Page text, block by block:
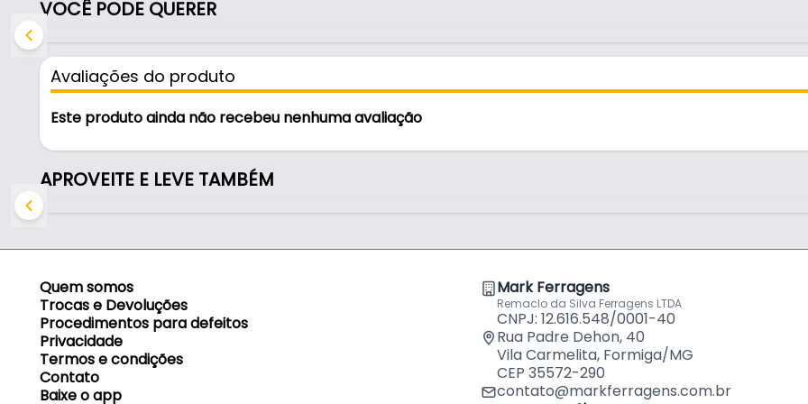
- Marca: Rehau
- Modelo: 412S
- Material: PVC
- Acabamento: Piombo
- Cor: Lino
- Textura: P140
- Verniz: Sem Verniz
- Aplicação: Madeira / MDF / MDP
- Autocolante: Não
- Comercialização: 5 Em 5 Metros
Indicado para:
- Madeira
Fita de
Metros
por R$
Fita de
Fita de
VOCÊ PODE QUERER
Avaliações do produto
Este produto ainda não recebeu nenhuma avaliação
APROVEITE E LEVE TAMBÉM
Quem somos
Trocas e Devoluções
Procedimentos para defeitos
Privacidade
Termos e condições
Contato
Baixe o app
Mark Ferragens
Remaclo da Silva Ferragens LTDA
CNPJ: 12.616.548/0001-40
Rua Padre Dehon, 40
Vila Carmelita, Formiga/MG
CEP 35572-290
contato@markferragens.com.br